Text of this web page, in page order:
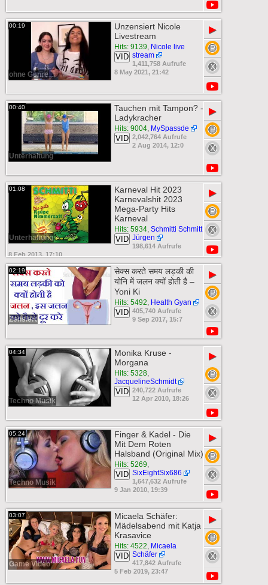
00:19
ohne Genre
Unzensiert Nicole
Livestream
Hits: 9139, Nicole live
stream
VID
1,411,758 Aufrufe
8 May 2021, 21:42
▶
00:40
Unterhaltung
Tauchen mit Tampon? -
Ladykracher
Hits: 9004, MySpassde
VID 2,042,764 Aufrufe
2 Aug 2014, 12:0
▶
01:08
Unterhaltung
Karneval Hit 2023
Karnevalshit 2023
Mega-Party Hits
Karneval
Hits: 5934, Schmitti Schmitt
Jürgen
VID
198,614 Aufrufe
8 Feb 2013, 17:10
▶
02:19
Zensiert
सेक्स करते समय लड़की की
योनि में जलन क्यों होती है –
Yoni Ki
Hits: 5492, Health Gyan
VID 405,740 Aufrufe
9 Sep 2017, 15:7
▶
04:34
Techno Musik
Monika Kruse -
Morgana
Hits: 5328,
JacquelineSchmidt
VID 240,722 Aufrufe
12 Apr 2010, 18:26
▶
05:24
Techno Musik
Finger & Kadel - Die
Mit Dem Roten
Halsband (Original Mix)
Hits: 5269,
SixEightSix686
VID
1,647,632 Aufrufe
9 Jan 2010, 19:39
▶
03:07
Game Video
Micaela Schäfer:
Mädelsabend mit Katja
Krasavice
Hits: 4522, Micaela
Schäfer
VID
417,842 Aufrufe
5 Feb 2019, 23:47
▶